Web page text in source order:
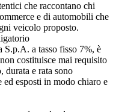
che raccontano chi
e di automobili che
veicolo proposto.
S.p.A. a tasso fisso 7%, è
costituisce mai requisito
durata e rata sono
esposti in modo chiaro e